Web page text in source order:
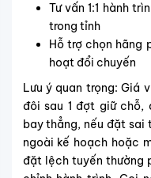
Tư vấn 1:1 hành
trong tỉnh
Hỗ trợ chọn hãng
hoạt đổi chuyến
Lưu ý quan trọng: Giá
đôi sau 1 đợt giữ chỗ,
bay thẳng, nếu đặt sai
ngoài kế hoạch hoặc
đặt lệch tuyến thường